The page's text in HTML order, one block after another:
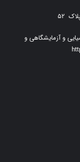
۵۲
و آزمایشگاهی و